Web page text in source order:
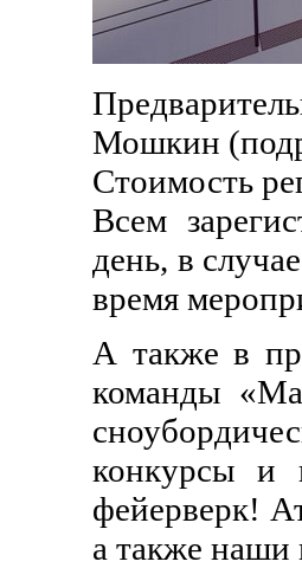
Мошкин
Стоимость
Всем
день, в
время
А также в
команды
конкурсы и
фейерверк!
а также наши